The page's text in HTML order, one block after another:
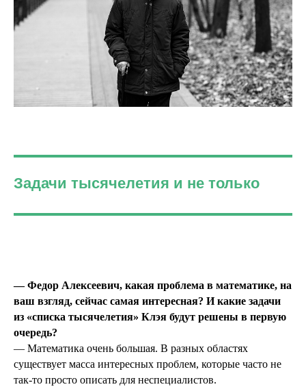
Задачи тысячелетия и не только
— Федор Алексеевич, какая проблема в математике, на
ваш взгляд, сейчас самая интересная? И какие задачи
из «списка тысячелетия» Клэя будут решены в первую
очередь?
— Математика очень большая. В разных областях
существует масса интересных проблем, которые часто не
так-то просто описать для неспециалистов.